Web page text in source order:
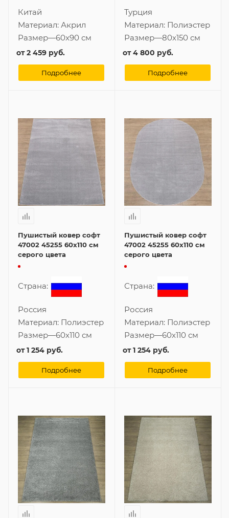
Китай
Материал: Акрил
Размер—60x90 см
от2 459 руб.
Подробнее
Турция
Материал: Полиэстер
Размер—80x150 см
от4 800 руб.
Подробнее
Пушистый ковер софт
47002 45255 60x110 см
серого цвета
Страна:
Россия
Материал: Полиэстер
Размер—60x110 см
от1 254 руб.
Подробнее
Пушистый ковер софт
47002 45255 60x110 см
серого цвета
Страна:
Россия
Материал: Полиэстер
Размер—60x110 см
от1 254 руб.
Подробнее